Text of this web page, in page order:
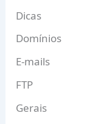
Dicas
Domínios
E-mails
FTP
Gerais